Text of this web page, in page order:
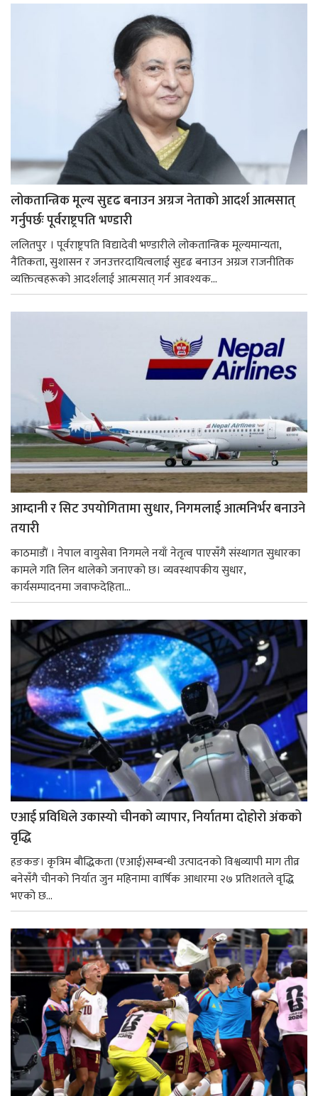
लोकतान्त्रिक मूल्य सुदृढ बनाउन अग्रज नेताको आदर्श आत्मसात्
गर्नुपर्छः पूर्वराष्ट्रपति भण्डारी
ललितपुर । पूर्वराष्ट्रपति विद्यादेवी भण्डारीले लोकतान्त्रिक मूल्यमान्यता,
नैतिकता, सुशासन र जनउत्तरदायित्वलाई सुदृढ बनाउन अग्रज राजनीतिक
व्यक्तित्वहरूको आदर्शलाई आत्मसात् गर्न आवश्यक...
आम्दानी र सिट उपयोगितामा सुधार, निगमलाई आत्मनिर्भर बनाउने
तयारी
काठमाडाैं । नेपाल वायुसेवा निगमले नयाँ नेतृत्व पाएसँगै संस्थागत सुधारका
कामले गति लिन थालेको जनाएको छ। व्यवस्थापकीय सुधार,
कार्यसम्पादनमा जवाफदेहिता...
एआई प्रविधिले उकास्यो चीनको व्यापार, निर्यातमा दोहोरो अंकको
वृद्धि
हङकङ। कृत्रिम बौद्धिकता (एआई)सम्बन्धी उत्पादनको विश्वव्यापी माग तीव्र
बनेसँगै चीनको निर्यात जुन महिनामा वार्षिक आधारमा २७ प्रतिशतले वृद्धि
भएको छ...